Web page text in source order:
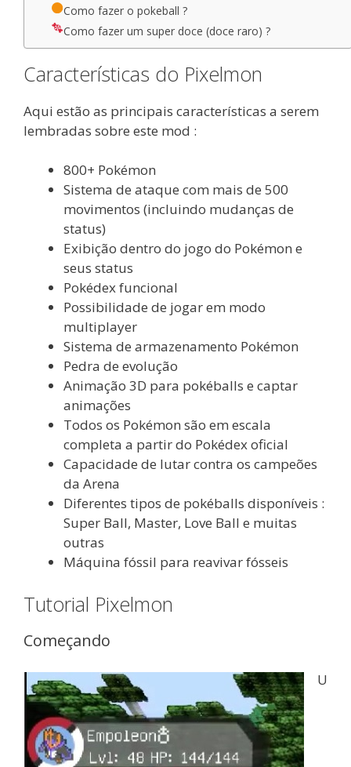
Como fazer o pokeball ?
Como fazer um super doce (doce raro) ?
Características do Pixelmon
Aqui estão as principais características a serem
lembradas sobre este mod :
800+ Pokémon
Sistema de ataque com mais de 500
movimentos (incluindo mudanças de
status)
Exibição dentro do jogo do Pokémon e
seus status
Pokédex funcional
Possibilidade de jogar em modo
multiplayer
Sistema de armazenamento Pokémon
Pedra de evolução
Animação 3D para pokéballs e captar
animações
Todos os Pokémon são em escala
completa a partir do Pokédex oficial
Capacidade de lutar contra os campeões
da Arena
Diferentes tipos de pokéballs disponíveis :
Super Ball, Master, Love Ball e muitas
outras
Máquina fóssil para reavivar fósseis
Tutorial Pixelmon
Começando
U